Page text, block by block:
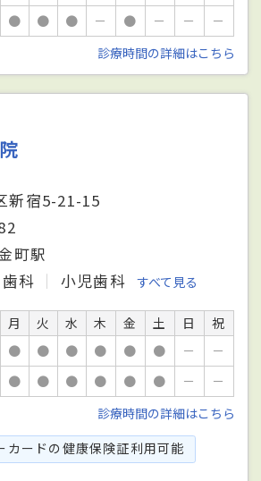
● ● ● － ● － －
－
診療時間の詳細はこちら
新宿5-21-15
町駅
科 小児歯科 すべて見る
月 火 水 木 金 土 日
祝
● ● ● ● ● ● －
－
● ● ● ● ● ● －
－
診療時間の詳細はこちら
カードの健康保険証利用可能